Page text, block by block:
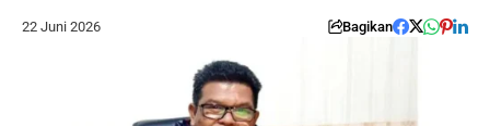
22 Juni 2026 Bagikan